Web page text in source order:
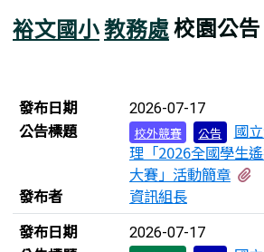
裕文國小教務處校園公告
新聞列表
發布日期 2026-07-17
公告標題 校外競賽 公告
國
理「2026全國學生
大賽」活動簡章
發布者
資訊組長
發布日期
2026-07-17